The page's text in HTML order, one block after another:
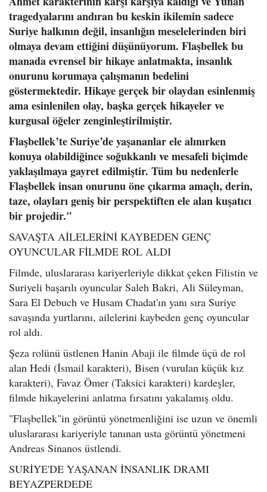
tragedyalarını andıran bu keskin ikilemin sadece
Suriye halkının değil, insanlığın meselelerinden biri
olmaya devam ettiğini düşünüyorum. Flaşbellek bu
manada evrensel bir hikaye anlatmakta, insanlık
onurunu korumaya çalışmanın bedelini
göstermektedir. Hikaye gerçek bir olaydan esinlenmiş
ama esinlenilen olay, başka gerçek hikayeler ve
kurgusal öğeler zenginleştirilmiştir.
Flaşbellek’te Suriye’de yaşananlar ele alınırken
konuya olabildiğince soğukkanlı ve mesafeli biçimde
yaklaşılmaya gayret edilmiştir. Tüm bu nedenlerle
Flaşbellek insan onurunu öne çıkarma amaçlı, derin,
taze, olayları geniş bir perspektiften ele alan kuşatıcı
bir projedir."
SAVAŞTA AİLELERİNİ KAYBEDEN GENÇ
OYUNCULAR FİLMDE ROL ALDI
Filmde, uluslararası kariyerleriyle dikkat çeken Filistin ve
Suriyeli başarılı oyuncular Saleh Bakri, Ali Süleyman,
Sara El Debuch ve Husam Chadat'ın yanı sıra Suriye
savaşında yurtlarını, ailelerini kaybeden genç oyuncular
rol aldı.
Şeza rolünü üstlenen Hanin Abaji ile filmde üçü de rol
alan Hedi (İsmail karakteri), Bisen (vurulan küçük kız
karakteri), Favaz Ömer (Taksici karakteri) kardeşler,
filmde hikayelerini anlatma fırsatını yakalamış oldu.
"Flaşbellek"in görüntü yönetmenliğini ise uzun ve önemli
uluslararası kariyeriyle tanınan usta görüntü yönetmeni
Andreas Sinanos üstlendi.
SURİYE'DE YAŞANAN İNSANLIK DRAMI
BEYAZPERDEDE